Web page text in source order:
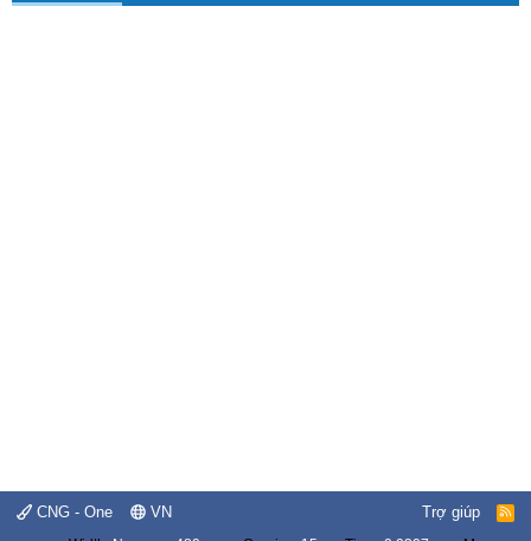
CNG - One VN Trợ giúp
R